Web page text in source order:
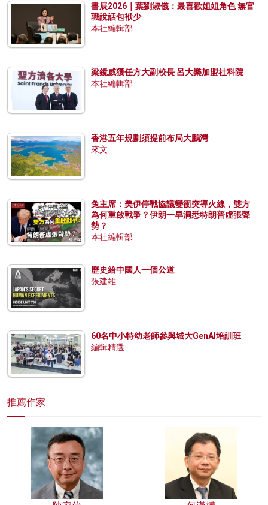
書展2026｜葉劉淑儀：最喜歡姐姐角色 無官
職說話包袱少
本社編輯部
梁鏡威獲任方大副校長 呂大樂加盟社科院
本社編輯部
香港五年規劃須提前布局大鵬灣
來文
兔主席：美伊停戰協議變衝突導火線，雙方
為何重啟戰爭？伊朗一早洞悉特朗普虛張聲
勢？
本社編輯部
歷史給中國人一個公道
張建雄
60名中小特幼老師參與城大GenAI培訓班
編輯精選
推薦作家